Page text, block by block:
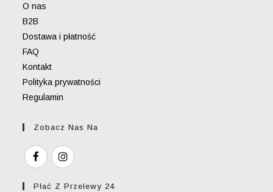
O nas
B2B
Dostawa i płatność
FAQ
Kontakt
Polityka prywatności
Regulamin
Zobacz Nas Na
Płać Z Przelewy 24